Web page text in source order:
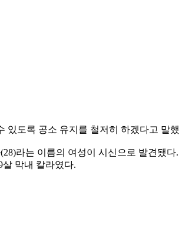
있도록 공소 유지를 철저히 하겠다고 말
라는 이름의 여성이 시신으로 발견됐
막내 칼라였다.